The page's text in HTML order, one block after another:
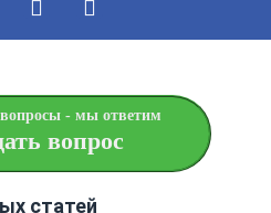
- мы ответим
вопрос
статей